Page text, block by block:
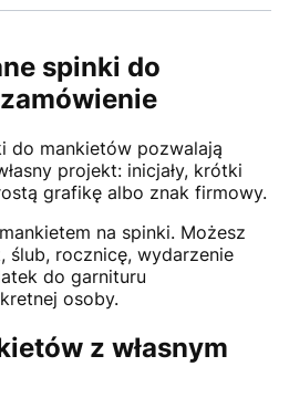
spinki do
do mankietów pozwalają
projekt: inicjały, krótki
grafikę albo znak firmowy.
na spinki. Możesz
ślub, rocznicę, wydarzenie
do garnituru
osoby.
z własnym